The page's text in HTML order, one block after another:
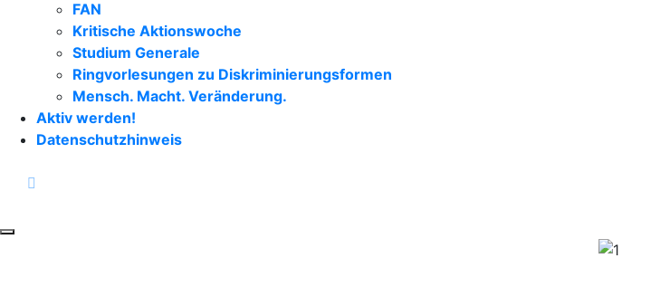
FAN
Kritische Aktionswoche
Studium Generale
Ringvorlesungen zu Diskriminierungsformen
Mensch. Macht. Veränderung.
Aktiv werden!
Datenschutzhinweis
facebook